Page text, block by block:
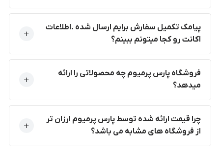
پیامک تکمیل سفارش برایم ارسال شده .اطلاعات
اکانت رو کجا میتونم ببینم؟
فروشگاه پارس پرمیوم چه محصولاتی را ارائه
میدهد؟
چرا قیمت ارائه شده توسط پارس پرمیوم ارزان تر
از فروشگاه های مشابه می باشد؟